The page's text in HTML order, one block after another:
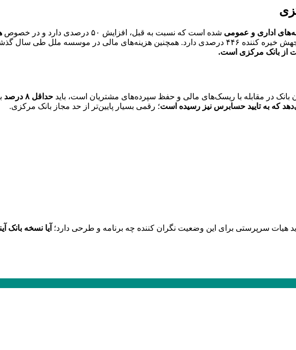
شده است که نسبت به قبل، افزایش ۵۰ درصدی دارد و در خصوص
در مقابله با ریسک‌های مالی و حفظ سپرده‌های مشتریان است، باید حداقل ۸ درصد
؛ رقمی بسیار پایین‌تر از حد مجاز بانک مرکزی.
هیات سرپرستی برای این وضعیت نگران کننده چه برنامه و طرحی دارد؛ آیا نسخه بانک